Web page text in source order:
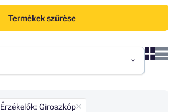
Termékek szűrése
Érzékelők: Giroszkóp